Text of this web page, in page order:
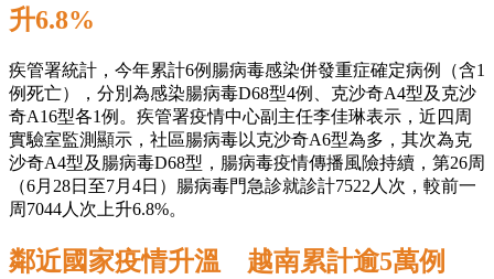
升6.8%
疾管署統計，今年累計6例腸病毒感染併發重症確定病例（含1
例死亡），分別為感染腸病毒D68型4例、克沙奇A4型及克沙
奇A16型各1例。疾管署疫情中心副主任李佳琳表示，近四周
實驗室監測顯示，社區腸病毒以克沙奇A6型為多，其次為克
沙奇A4型及腸病毒D68型，腸病毒疫情傳播風險持續，第26周
（6月28日至7月4日）腸病毒門急診就診計7522人次，較前一
周7044人次上升6.8%。
鄰近國家疫情升溫 越南累計逾5萬例